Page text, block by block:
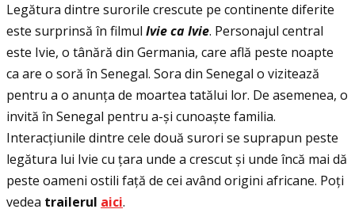
Legătura dintre surorile crescute pe continente diferite
este surprinsă în filmul Ivie ca Ivie. Personajul central
este Ivie, o tânără din Germania, care află peste noapte
ca are o soră în Senegal. Sora din Senegal o vizitează
pentru a o anunţa de moartea tatălui lor. De asemenea, o
invită în Senegal pentru a-și cunoaște familia.
Interacţiunile dintre cele două surori se suprapun peste
legătura lui Ivie cu ţara unde a crescut și unde încă mai dă
peste oameni ostili faţă de cei având origini africane. Poţi
vedea trailerul aici.